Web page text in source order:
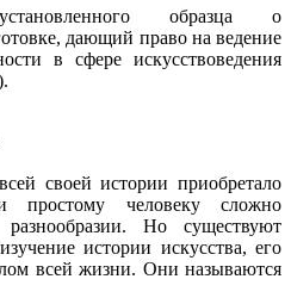
образца о
дающий право на ведение
в сфере искусствоведения
своей истории приобретало
человеку сложно
Но существуют
истории искусства, его
всей жизни. Они называются